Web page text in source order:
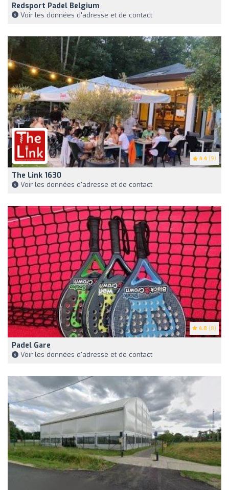
Redsport Padel Belgium
Voir les données d'adresse et de contact
4.4 (9)
The Link 1630
Voir les données d'adresse et de contact
4.8 (8)
Padel Gare
Voir les données d'adresse et de contact